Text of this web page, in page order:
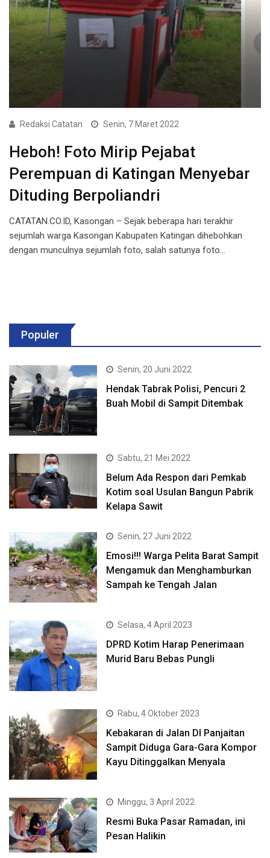
Redaksi Catatan Senin, 7 Maret 2022
Heboh! Foto Mirip Pejabat
Perempuan di Katingan Menyebar
Dituding Berpoliandri
CATATAN.CO.ID, Kasongan – Sejak beberapa hari terakhir
sejumlah warga Kasongan Kabupaten Katingan dihebohkan
dengan munculnya sejumlah foto, salah satunya foto…
Populer
Senin, 20 Juni 2022
Hendak Tabrak Polisi, Pencuri 2
Buah Mobil di Sampit Ditembak
Sabtu, 21 Mei 2022
Belum Ada Respon dari Pemkab
Kotim soal Usulan Bangun Pabrik
Kelapa Sawit
Senin, 27 Juni 2022
Emosi!!! Warga Pelita Barat Sampit
Mengamuk dan Menghamburkan
Sampah ke Tengah Jalan
Selasa, 4 April 2023
DPRD Kotim Harap Penerimaan
Murid Baru Bebas Pungli
Rabu, 4 Oktober 2023
Kebakaran di Jalan DI Panjaitan
Sampit Diduga Gara-Gara Kompor
Kayu Ditinggalkan Menyala
Minggu, 3 April 2022
Resmi Buka Pasar Ramadan, ini
Pesan Halikin